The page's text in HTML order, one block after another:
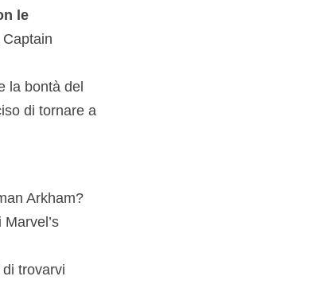
le
la bontà del
di tornare a
Arkham?
trovarvi